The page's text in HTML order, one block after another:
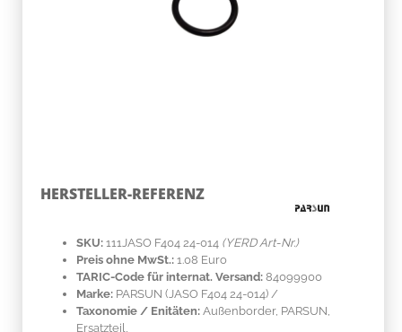
HERSTELLER-REFERENZ
SKU: 111JASO F404 24-014 (YERD Art-Nr.)
Preis ohne MwSt.: 1.08 Euro
TARIC-Code für internat. Versand: 84099900
Marke: PARSUN (JASO F404 24-014) /
Taxonomie / Enitäten: Außenborder, PARSUN,
Ersatzteil,